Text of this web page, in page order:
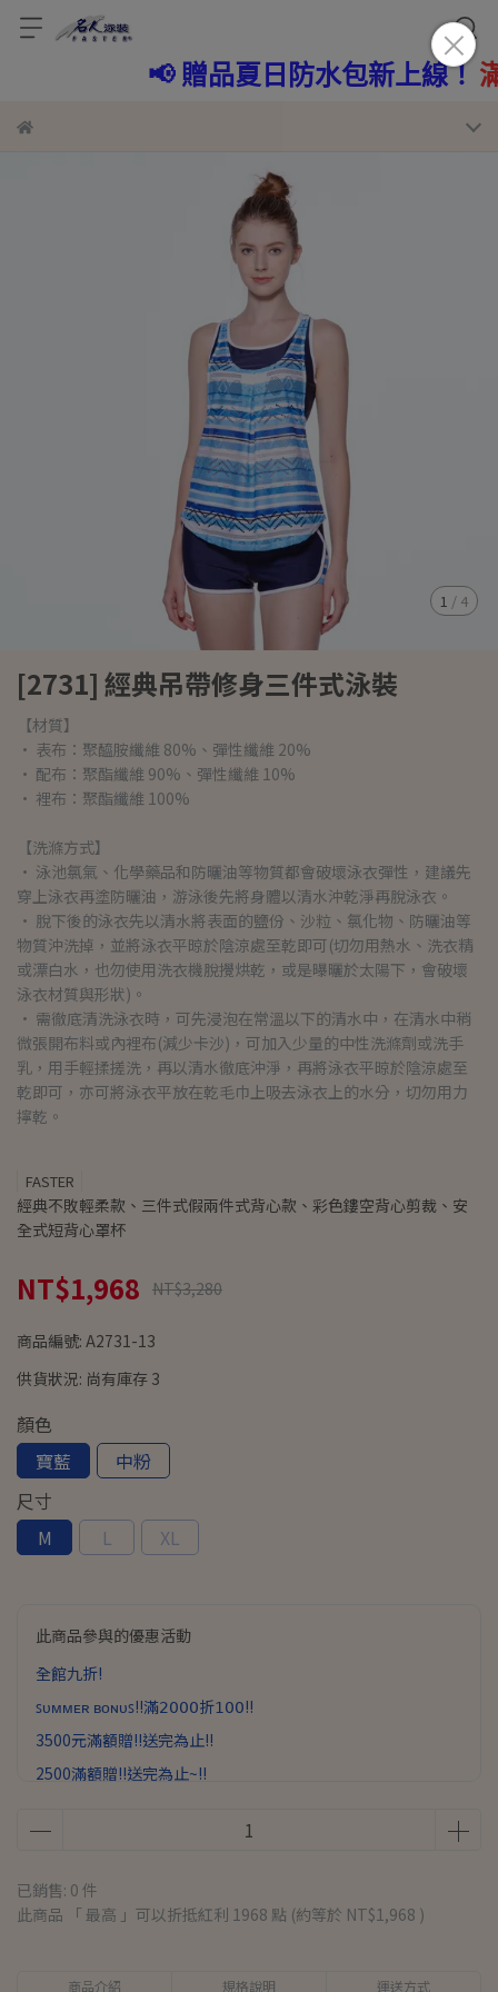
日防水包新上線！ 滿3500免費帶回家~!
1 / 4
[2731] 經典吊帶修身三件式泳裝
【材質】
• 表布：聚醯胺纖維 80%、彈性纖維 20%
• 配布：聚酯纖維 90%、彈性纖維 10%
• 裡布：聚酯纖維 100%
【洗滌方式】
• 泳池氯氣、化學藥品和防曬油等物質都會破壞泳衣彈性，建議先
穿上泳衣再塗防曬油，游泳後先將身體以清水沖乾淨再脫泳衣。
• 脫下後的泳衣先以清水將表面的鹽份、沙粒、氯化物、防曬油等
物質沖洗掉，並將泳衣平晾於陰涼處至乾即可(切勿用熱水、洗衣精
或漂白水，也勿使用洗衣機脫攪烘乾，或是曝曬於太陽下，會破壞
泳衣材質與形狀)。
• 需徹底清洗泳衣時，可先浸泡在常溫以下的清水中，在清水中稍
微張開布料或內裡布(減少卡沙)，可加入少量的中性洗滌劑或洗手
乳，用手輕揉搓洗，再以清水徹底沖淨，再將泳衣平晾於陰涼處至
乾即可，亦可將泳衣平放在乾毛巾上吸去泳衣上的水分，切勿用力
擰乾。
FASTER
經典不敗輕柔款、三件式假兩件式背心款、彩色鏤空背心剪裁、安
全式短背心罩杯
NT$1,968 NT$3,280
商品編號: A2731-13
供貨狀況: 尚有庫存 3
顏色
寶藍
中粉
尺寸
M
L XL
此商品參與的優惠活動
全館九折!
ꜱᴜᴍᴍᴇʀ ʙᴏɴᴜꜱ!!滿𝟤𝟢𝟢𝟢折𝟣𝟢𝟢!!
3500元滿額贈!!送完為止!!
2500滿額贈!!送完為止~!!
已銷售: 0 件
此商品 「 最高 」可以折抵紅利 1968 點 (約等於 NT$1,968 )
商品介紹 規格說明 運送方式